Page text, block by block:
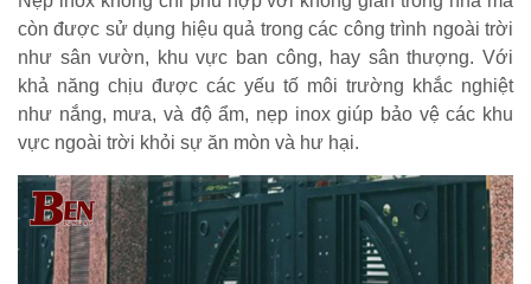
còn được sử dụng hiệu quả trong các công trình ngoài trời
như sân vườn, khu vực ban công, hay sân thượng. Với
khả năng chịu được các yếu tố môi trường khắc nghiệt
như nắng, mưa, và độ ẩm, nẹp inox giúp bảo vệ các khu
vực ngoài trời khỏi sự ăn mòn và hư hại.